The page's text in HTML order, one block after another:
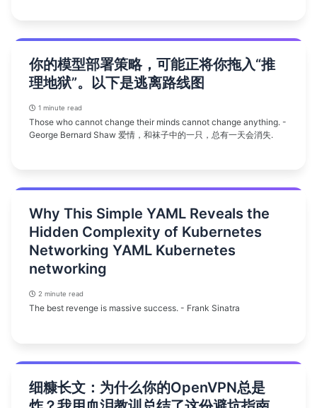
你的模型部署策略，可能正将你拖入“推
理地狱”。以下是逃离路线图
1 minute read
Those who cannot change their minds cannot change anything. -
George Bernard Shaw 爱情，和袜子中的一只，总有一天会消失.
Why This Simple YAML Reveals the
Hidden Complexity of Kubernetes
Networking YAML Kubernetes
networking
2 minute read
The best revenge is massive success. - Frank Sinatra
细糠长文：为什么你的OpenVPN总是